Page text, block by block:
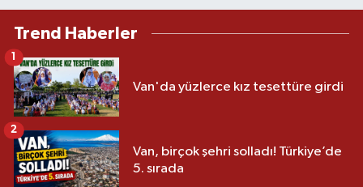
Trend Haberler
Van'da yüzlerce kız tesettüre girdi
Van, birçok şehri solladı! Türkiye’de
5. sırada
2